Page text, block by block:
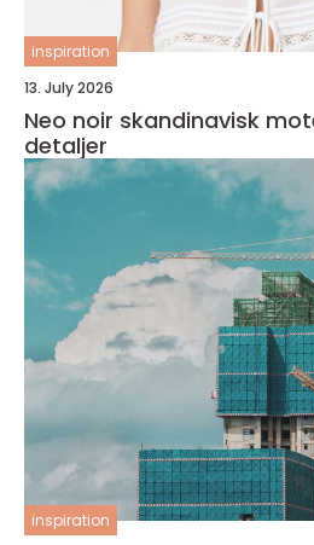
inspiration
13. July 2026
Neo noir skandinavisk mote med feminine
detaljer
inspiration